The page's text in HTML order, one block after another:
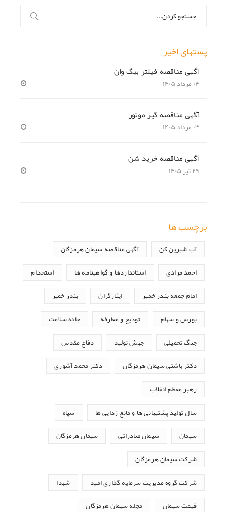
برای:
پستهای اخیر
آگهی مناقصه فیلتر بیگ وان
۰۴ مرداد ۱۴۰۵
آگهی مناقصه گیر موتور
۰۳ مرداد ۱۴۰۵
آگهی مناقصه خرید شن
۲۹ تیر ۱۴۰۵
برچسب ها
آب شیرین کن آگهی مناقصه سیمان هرمزگان
احمد مرادی استانداردها و گواهینامه ها استخدام
امام جمعه بندر خمیر ایثارگران بندر خمیر
بورس و سهام تودیع و معارفه جاده سلامت
جنگ تحمیلی جهش تولید دفاع مقدس
دکتر باشتی سیمان هرمزگان دکتر محمد آشوری
رهبر معظم انقلاب
سال تولید پشتیبانی ها و مانع زدایی ها سپاه
سیمان سیمان صادراتی سیمان هرمزگان
شرکت سیمان هرمزگان
شرکت گروه مدیریت سرمایه گذاری امید شهدا
قیمت سیمان مجله سیمان هرمزگان